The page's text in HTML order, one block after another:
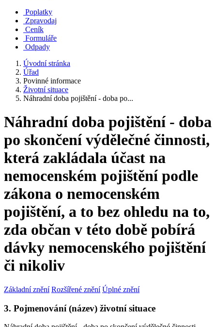
Poplatky
Zpravodaj
Ceník
Formuláře
Odpady
Úvodní stránka
Úřad
Povinné informace
Životní situace
Náhradní doba pojištění - doba po...
Náhradní doba pojištění - doba
po skončení výdělečné činnosti,
která zakládala účast na
nemocenském pojištění podle
zákona o nemocenském
pojištění, a to bez ohledu na to,
zda občan v této době pobírá
dávky nemocenského pojištění
či nikoliv
Základní znění Rozšířené znění Úplné znění
3. Pojmenování (název) životní situace